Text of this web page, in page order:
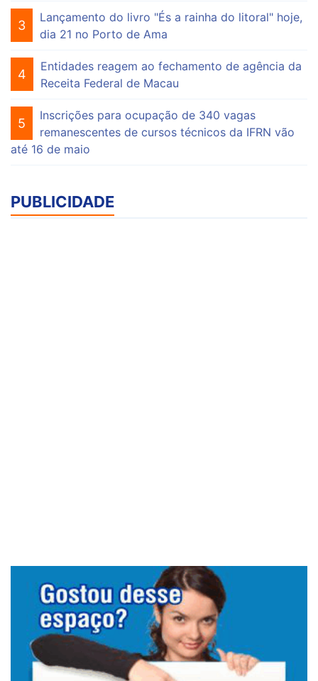
3
Lançamento do livro "És a rainha do litoral" hoje,
dia 21 no Porto de Ama
4
Entidades reagem ao fechamento de agência da
Receita Federal de Macau
5
Inscrições para ocupação de 340 vagas
remanescentes de cursos técnicos da IFRN vão
até 16 de maio
PUBLICIDADE